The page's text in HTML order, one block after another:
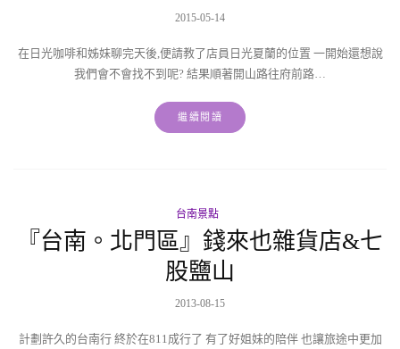
2015-05-14
在日光咖啡和姊妹聊完天後,便請教了店員日光夏蘭的位置 一開始還想說
我們會不會找不到呢? 結果順著開山路往府前路…
繼續閱讀
台南景點
『台南。北門區』錢來也雜貨店&七
股鹽山
2013-08-15
計劃許久的台南行 終於在811成行了 有了好姐妹的陪伴 也讓旅途中更加